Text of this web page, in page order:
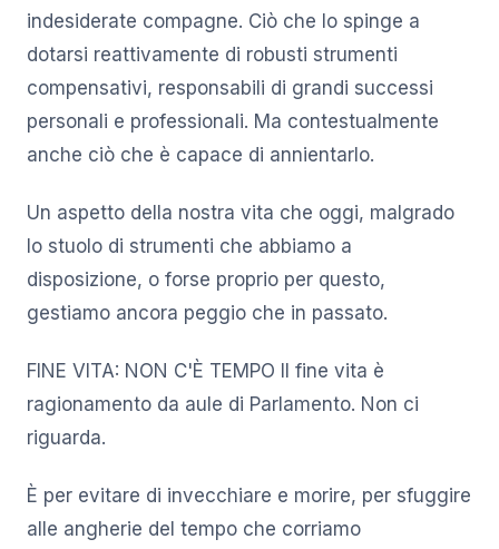
indesiderate compagne. Ciò che lo spinge a
dotarsi reattivamente di robusti strumenti
compensativi, responsabili di grandi successi
personali e professionali. Ma contestualmente
anche ciò che è capace di annientarlo.
Un aspetto della nostra vita che oggi, malgrado
lo stuolo di strumenti che abbiamo a
disposizione, o forse proprio per questo,
gestiamo ancora peggio che in passato.
FINE VITA: NON C'È TEMPO Il fine vita è
ragionamento da aule di Parlamento. Non ci
riguarda.
È per evitare di invecchiare e morire, per sfuggire
alle angherie del tempo che corriamo